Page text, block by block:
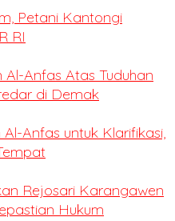
Petani Kantongi
RI
Anfas Atas Tuduhan
di Demak
Anfas untuk Klarifikasi,
Rejosari Karangawen
Hukum